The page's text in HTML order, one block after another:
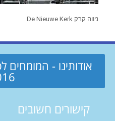
ניווה קרק De Nieuwe Kerk
אודותינו - המומחים
קישורים חשובים